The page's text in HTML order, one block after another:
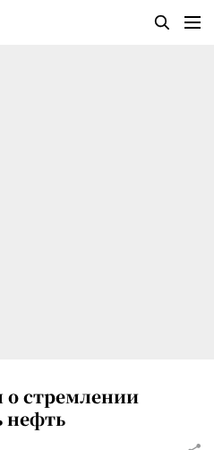
о стремлении
нефть